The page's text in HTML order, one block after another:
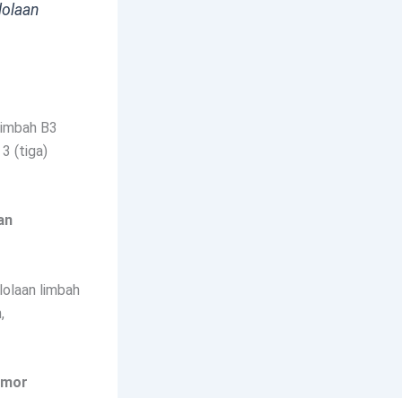
B3
3 (tiga)
limbah